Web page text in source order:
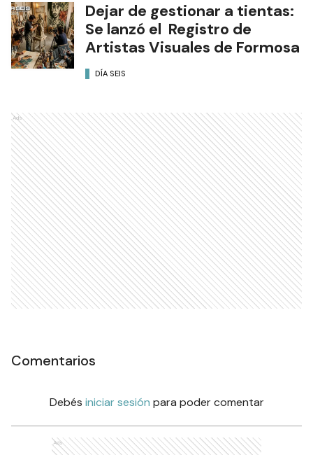
Dejar de gestionar a tientas:
Se lanzó el Registro de
Artistas Visuales de Formosa
DÍA SEIS
Ads
Comentarios
Debés iniciar sesión para poder comentar
Ads